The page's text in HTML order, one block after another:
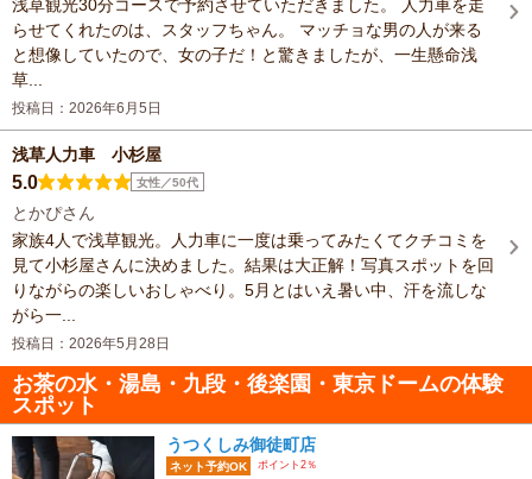
浅草観光30分コースで予約させていただきました。 人力車を走
らせてくれたのは、スタッフちゃん。 マッチョな男の人が来る
と想像していたので、女の子だ！と驚きましたが、一生懸命浅
草...
投稿日：2026年6月5日
浅草人力車 小杉屋
5.0 女性／50代
とかぴさん
家族4人で浅草観光。人力車に一度は乗ってみたくてクチコミを
見て小杉屋さんに決めました。結果は大正解！写真スポットを回
りながらの楽しいおしゃべり。5月とはいえ暑い中、汗を流しな
がら一...
投稿日：2026年5月28日
お茶の水・湯島・九段・後楽園・東京ドームの体験
スポット
うつくしみ御徒町店
ネット予約OK ポイント2％